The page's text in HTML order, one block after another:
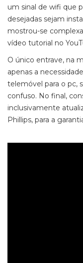
um sinal de wifi que
desejadas sejam
mostrou-se
vídeo tutorial no
O único entrave, na
apenas a
telemóvel para o pc,
confuso. No final,
inclusivamente
Phillips, para a